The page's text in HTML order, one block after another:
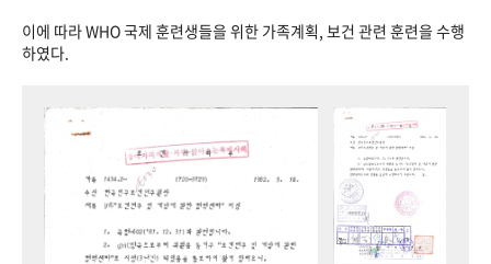
이에 따라 WHO 국제 훈련생들을 위한 가족계획, 보건 관련 훈련을 수행
하였다.